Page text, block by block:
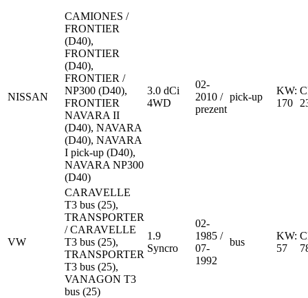
NISSAN
CAMIONES /
FRONTIER
(D40),
FRONTIER
(D40),
FRONTIER /
NP300 (D40),
FRONTIER
NAVARA II
(D40), NAVARA
(D40), NAVARA
I pick-up (D40),
NAVARA NP300
(D40)
3.0 dCi
4WD
02-
2010 /
prezent
pick-up
KW:
170
VW
CARAVELLE
T3 bus (25),
TRANSPORTER
/ CARAVELLE
T3 bus (25),
TRANSPORTER
T3 bus (25),
VANAGON T3
bus (25)
1.9
Syncro
02-
1985 /
07-
1992
bus
KW:
57